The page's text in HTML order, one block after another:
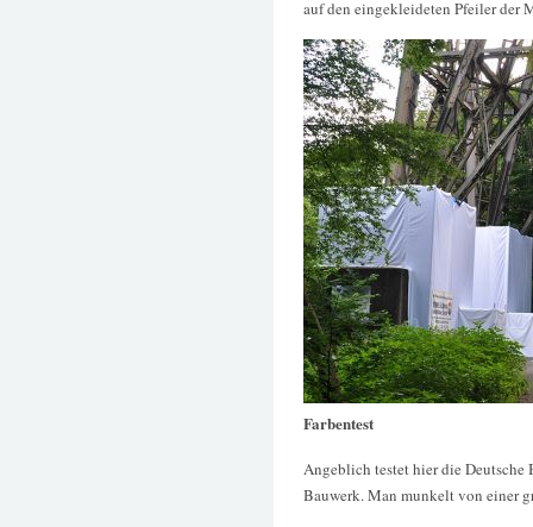
auf den eingekleideten Pfeiler der
Farbentest
Angeblich testet hier die Deutsche
Bauwerk. Man munkelt von einer